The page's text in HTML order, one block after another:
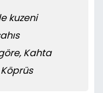
kuzeni
Kahta